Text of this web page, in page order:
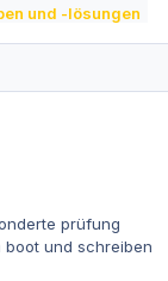
und -lösungen
prüfung
und schreiben